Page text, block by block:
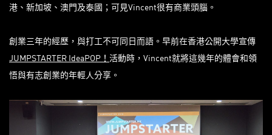
港、新加坡、澳門及泰國；可見Vincent很有商業頭腦。
創業三年的經歷，與打工不可同日而語。早前在香港公開大學宣傳
JUMPSTARTER IdeaPOP！ 活動時，Vincent就將這幾年的體會和領
悟與有志創業的年輕人分享。